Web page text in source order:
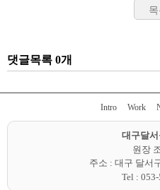
댓글목록 0개
Intro Work
대구달서
원장
주소 : 대구 달서
Tel :